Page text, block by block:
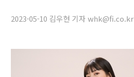
2023-05-10 김우현 기자 whk@fi.co.kr